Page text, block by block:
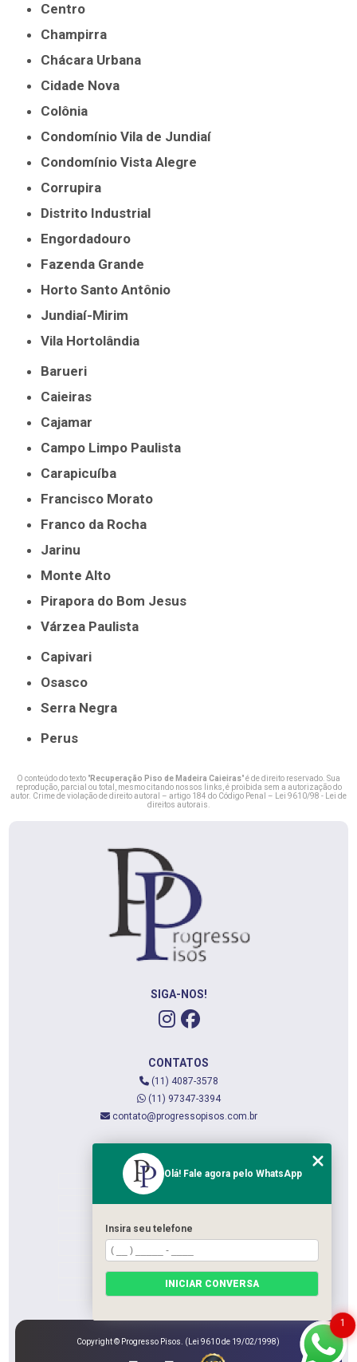
Centro
Champirra
Chácara Urbana
Cidade Nova
Colônia
Condomínio Vila de Jundiaí
Condomínio Vista Alegre
Corrupira
Distrito Industrial
Engordadouro
Fazenda Grande
Horto Santo Antônio
Jundiaí-Mirim
Vila Hortolândia
Barueri
Caieiras
Cajamar
Campo Limpo Paulista
Carapicuíba
Francisco Morato
Franco da Rocha
Jarinu
Monte Alto
Pirapora do Bom Jesus
Várzea Paulista
Capivari
Osasco
Serra Negra
Perus
O conteúdo do texto "Recuperação Piso de Madeira Caieiras" é de direito reservado. Sua
reprodução, parcial ou total, mesmo citando nossos links, é proibida sem a autorização do
autor. Crime de violação de direito autoral – artigo 184 do Código Penal –
Lei 9610/98 - Lei de
direitos autorais
SIGA-NOS!
CONTATOS
(11) 4087-3578
(11) 97347-3394
contato@progressopisos.com.br
QUEM SOMOS
SERVIÇOS
CATEGORIAS
Copyright © Progresso Pisos. (Lei 9610 de 19/02/1998)
1
Olá! Fale agora pelo WhatsApp
Insira seu telefone
INICIAR CONVERSA